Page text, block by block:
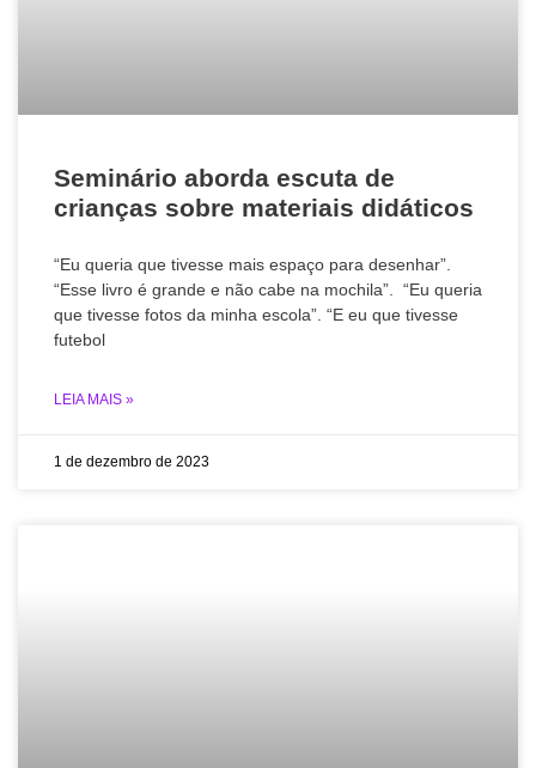
Seminário aborda escuta de
crianças sobre materiais didáticos
“Eu queria que tivesse mais espaço para desenhar”.
“Esse livro é grande e não cabe na mochila”. “Eu queria
que tivesse fotos da minha escola”. “E eu que tivesse
futebol
LEIA MAIS »
1 de dezembro de 2023